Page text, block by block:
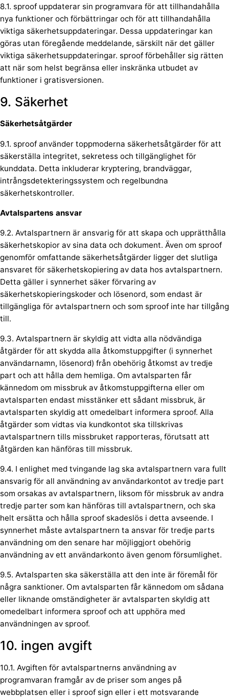
8.1. sproof uppdaterar sin programvara för att tillhandahålla
nya funktioner och förbättringar och för att tillhandahålla
viktiga säkerhetsuppdateringar. Dessa uppdateringar kan
göras utan föregående meddelande, särskilt när det gäller
viktiga säkerhetsuppdateringar. sproof förbehåller sig rätten
att när som helst begränsa eller inskränka utbudet av
funktioner i gratisversionen.
9. Säkerhet
Säkerhetsåtgärder
9.1. sproof använder toppmoderna säkerhetsåtgärder för att
säkerställa integritet, sekretess och tillgänglighet för
kunddata. Detta inkluderar kryptering, brandväggar,
intrångsdetekteringssystem och regelbundna
säkerhetskontroller.
Avtalspartens ansvar
9.2. Avtalspartnern är ansvarig för att skapa och upprätthålla
säkerhetskopior av sina data och dokument. Även om sproof
genomför omfattande säkerhetsåtgärder ligger det slutliga
ansvaret för säkerhetskopiering av data hos avtalspartnern.
Detta gäller i synnerhet säker förvaring av
säkerhetskopieringskoder och lösenord, som endast är
tillgängliga för avtalspartnern och som sproof inte har tillgång
till.
9.3. Avtalspartnern är skyldig att vidta alla nödvändiga
åtgärder för att skydda alla åtkomstuppgifter (i synnerhet
användarnamn, lösenord) från obehörig åtkomst av tredje
part och att hålla dem hemliga. Om avtalsparten får
kännedom om missbruk av åtkomstuppgifterna eller om
avtalsparten endast misstänker ett sådant missbruk, är
avtalsparten skyldig att omedelbart informera sproof. Alla
åtgärder som vidtas via kundkontot ska tillskrivas
avtalspartnern tills missbruket rapporteras, förutsatt att
åtgärden kan hänföras till missbruk.
9.4. I enlighet med tvingande lag ska avtalspartnern vara fullt
ansvarig för all användning av användarkontot av tredje part
som orsakas av avtalspartnern, liksom för missbruk av andra
tredje parter som kan hänföras till avtalspartnern, och ska
helt ersätta och hålla sproof skadeslös i detta avseende. I
synnerhet måste avtalspartnern ta ansvar för tredje parts
användning om den senare har möjliggjort obehörig
användning av ett användarkonto även genom försumlighet.
9.5. Avtalsparten ska säkerställa att den inte är föremål för
några sanktioner. Om avtalsparten får kännedom om sådana
eller liknande omständigheter är avtalsparten skyldig att
omedelbart informera sproof och att upphöra med
användningen av sproof.
10. ingen avgift
10.1. Avgiften för avtalspartnerns användning av
programvaran framgår av de priser som anges på
webbplatsen eller i sproof sign eller i ett motsvarande